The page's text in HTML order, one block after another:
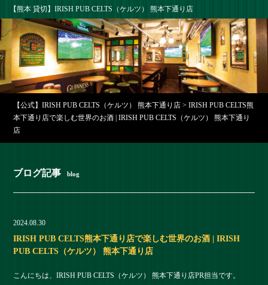
【熊本 貸切】IRISH PUB CELTS（ケルツ） 熊本下通り店
【公式】IRISH PUB CELTS（ケルツ） 熊本下通り店 >IRISH PUB CELTS熊
本下通り店で楽しむ世界のお酒 | IRISH PUB CELTS（ケルツ） 熊本下通り
店
ブログ記事 blog
2024.08.30
IRISH PUB CELTS熊本下通り店で楽しむ世界のお酒 | IRISH
PUB CELTS（ケルツ） 熊本下通り店
こんにちは、IRISH PUB CELTS（ケルツ） 熊本下通り店PR担当です。